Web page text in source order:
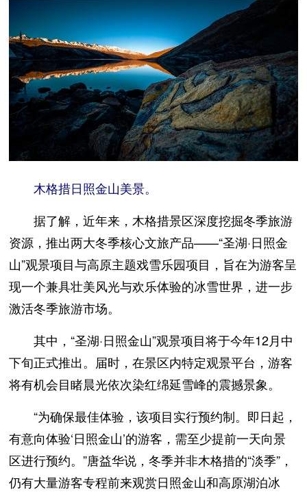
木格措日照金山美景。
据了解，近年来，木格措景区深度挖掘冬季旅游
资源，推出两大冬季核心文旅产品——“圣湖·日照金
山”观景项目与高原主题戏雪乐园项目，旨在为游客呈
现一个兼具壮美风光与欢乐体验的冰雪世界，进一步
激活冬季旅游市场。
其中，“圣湖·日照金山”观景项目将于今年12月中
下旬正式推出。届时，在景区内特定观景平台，游客
将有机会目睹晨光依次染红绵延雪峰的震撼景象。
“为确保最佳体验，该项目实行预约制。即日起，
有意向体验‘日照金山’的游客，需至少提前一天向景
区进行预约。”唐益华说，冬季并非木格措的“淡季”，
仍有大量游客专程前来观赏日照金山和高原湖泊冰